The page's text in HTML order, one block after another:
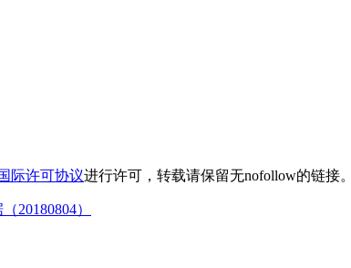
际许可协议进行许可，转载请保留无nofollow的链接。
20180804）